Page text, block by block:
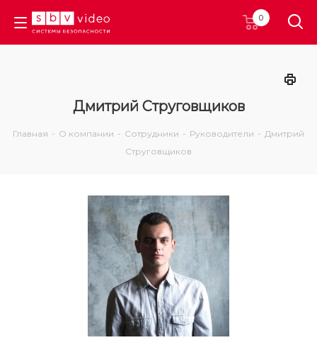
0
Дмитрий Струговщиков
Главная - О компании - Сотрудники - Руководители - Дмитрий
Струговщиков